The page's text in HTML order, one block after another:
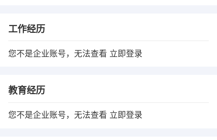
工作经历
您不是企业账号，无法查看 立即登录
教育经历
您不是企业账号，无法查看 立即登录